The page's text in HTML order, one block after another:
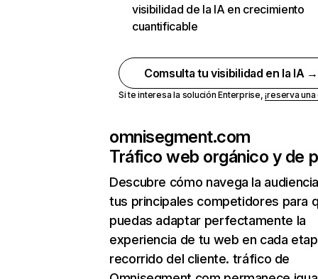
visibilidad de la IA en crecimiento
cuantificable
Comsulta tu visibilidad en la IA →
Si te interesa la solución Enterprise,¡reserva
omnisegment.com
Tráfico web orgánico y de
Descubre cómo navega la
tus principales competidores para
puedas adaptar perfectamente la
experiencia de tu web en cada
recorrido del cliente. tráfico de